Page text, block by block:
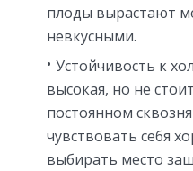
плоды вырастают
невкусными.
Устойчивость к
высокая, но не
постоянном
чувствовать себя
выбирать место